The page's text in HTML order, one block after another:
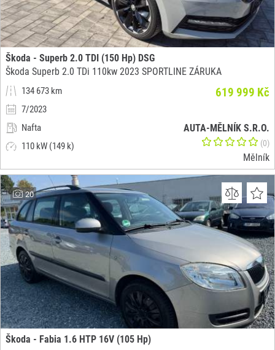
Škoda - Superb 2.0 TDI (150 Hp) DSG
Škoda Superb 2.0 TDi 110kw 2023 SPORTLINE ZÁRUKA
134 673 km
7/2023
Nafta
110 kW (149 k)
619 999 Kč
AUTA-MĚLNÍK S.R.O.
(0)
Mělník
20
Škoda - Fabia 1.6 HTP 16V (105 Hp)